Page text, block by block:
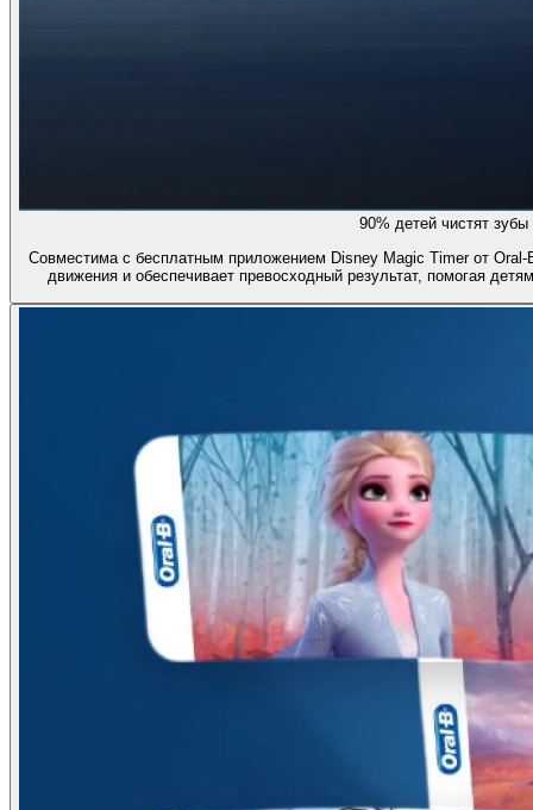
90% детей чистят
Совместима с бесплатным приложением Disney Magic Timer от
движения и обеспечивает превосходный результат, помогая